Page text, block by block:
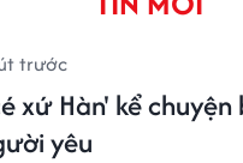
trước
xứ Hàn' kể
yêu